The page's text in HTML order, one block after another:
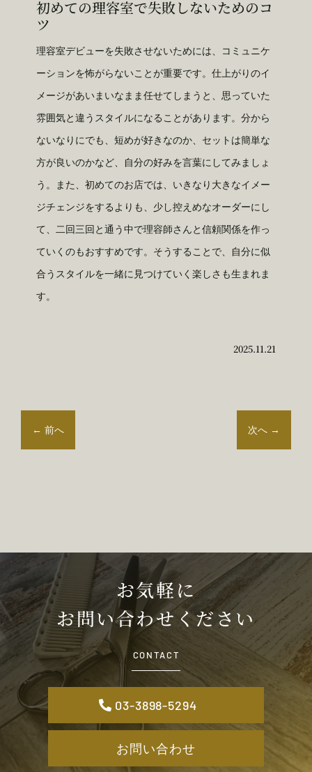
初めての理容室で失敗しないためのコ
ツ
理容室デビューを失敗させないためには、コミュニケ
ーションを怖がらないことが重要です。仕上がりのイ
メージがあいまいなまま任せてしまうと、思っていた
雰囲気と違うスタイルになることがあります。分から
ないなりにでも、短めが好きなのか、セットは簡単な
方が良いのかなど、自分の好みを言葉にしてみましょ
う。また、初めてのお店では、いきなり大きなイメー
ジチェンジをするよりも、少し控えめなオーダーにし
て、二回三回と通う中で理容師さんと信頼関係を作っ
ていくのもおすすめです。そうすることで、自分に似
合うスタイルを一緒に見つけていく楽しさも生まれま
す。
2025.11.21
← 前へ 次へ →
お気軽に
お問い合わせください
CONTACT
03-3898-5294
お問い合わせ